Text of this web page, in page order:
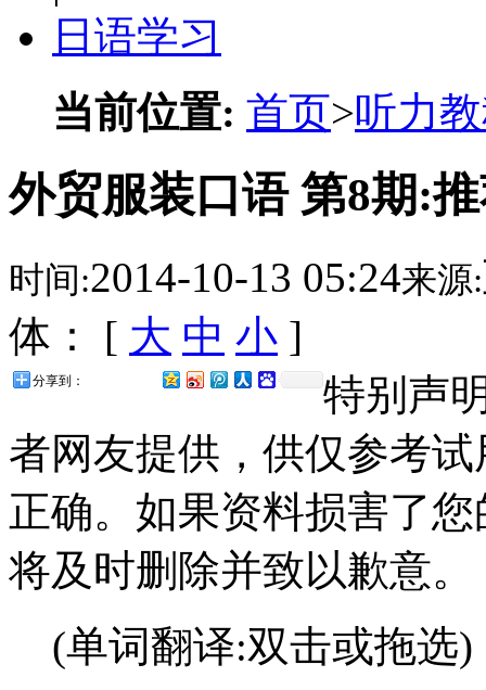
日语学习
当前位置: 首页>听力
外贸服装口语 第8期:
时间:2014-10-13 05:24来源:
体： [ 大 中 小 ]
分享到：
特别声
者网友提供，供仅参考
正确。如果资料损害了
将及时删除并致以歉意。
(单词翻译:双击或拖选)